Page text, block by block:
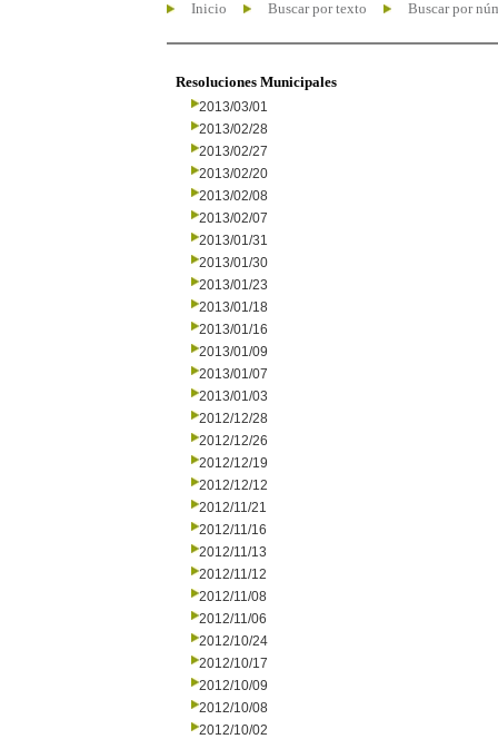
Inicio Buscar por texto Buscar por
Resoluciones Municipales
2013/03/01
2013/02/28
2013/02/27
2013/02/20
2013/02/08
2013/02/07
2013/01/31
2013/01/30
2013/01/23
2013/01/18
2013/01/16
2013/01/09
2013/01/07
2013/01/03
2012/12/28
2012/12/26
2012/12/19
2012/12/12
2012/11/21
2012/11/16
2012/11/13
2012/11/12
2012/11/08
2012/11/06
2012/10/24
2012/10/17
2012/10/09
2012/10/08
2012/10/02